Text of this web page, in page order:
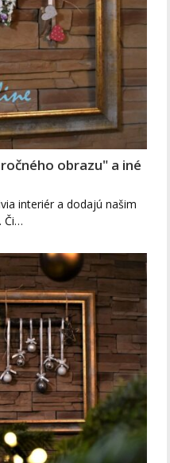
obrazu" a iné
interiér a dodajú našim
Či…